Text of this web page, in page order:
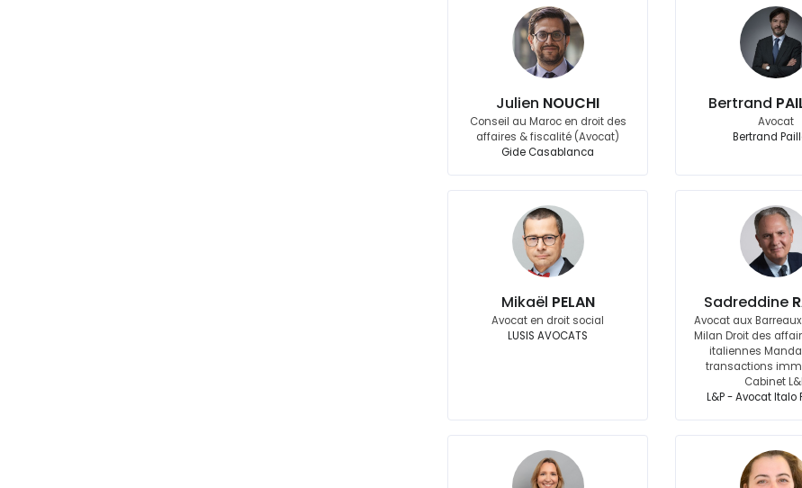
Julien NOUCHI
Conseil au Maroc en droit des
affaires & fiscalité (Avocat)
Gide Casablanca
Bertrand
Avocat
Bertrand
Mikaël PELAN
Avocat en droit social
LUSIS AVOCATS
Sadreddine
Avocat aux
Milan Droit des
italiennes
transactions
Cabinet
L&P - Avocat Italo